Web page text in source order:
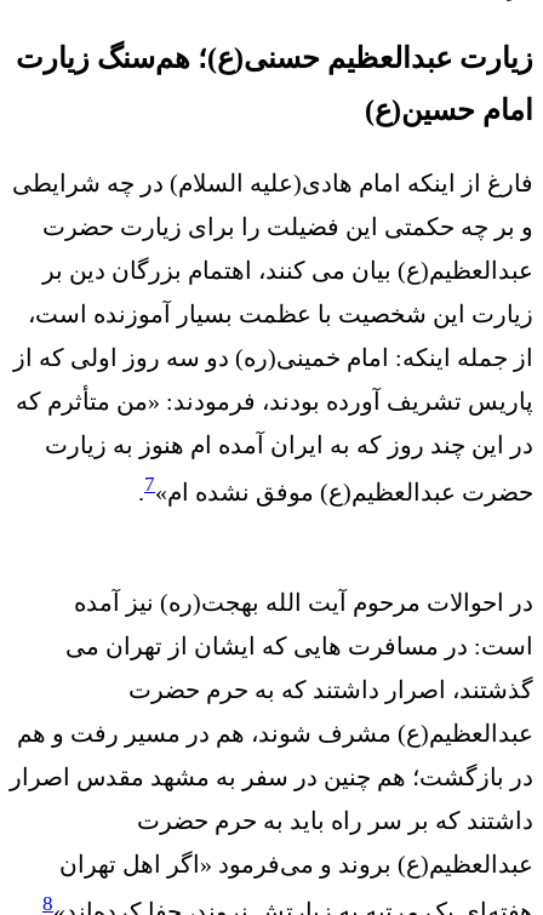
زیارت عبدالعظیم حسنی(ع)؛ هم‌سنگ زیارت
امام حسین(ع)
فارغ از اینکه امام هادی(علیه السلام) در چه شرایطی
و بر چه حکمتی این فضیلت را برای زیارت حضرت
عبدالعظیم(ع) بیان می کنند، اهتمام بزرگان دین بر
زیارت این شخصیت با عظمت بسیار آموزنده است،
از جمله اینکه: امام خمینی(ره) دو سه روز اولی که از
پاریس تشریف آورده بودند، فرمودند: «من متأثرم که
در این چند روز که به ایران آمده ام هنوز به زیارت
حضرت عبدالعظیم(ع) موفق نشده ‏ام»7
در احوالات مرحوم آیت الله بهجت(ره) نیز آمده
است: در مسافرت هایی که ایشان از تهران می
گذشتند، اصرار داشتند که به حرم حضرت
عبدالعظیم(ع) مشرف شوند، هم در مسیر رفت و هم
در بازگشت؛ هم چنین در سفر به مشهد مقدس اصرار
داشتند که بر سر راه باید به حرم حضرت
عبدالعظیم(ع) بروند و می‌فرمود «اگر اهل تهران
8